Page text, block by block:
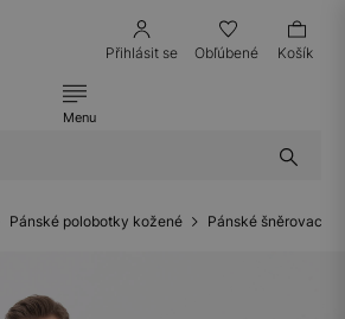
Přihlásit se Obľúbené Košík
Menu
Pánské polobotky kožené Pánské šněrovací